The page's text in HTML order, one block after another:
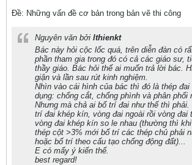
Ðề: Những vấn đề cơ bản trong bản vẽ thi công
Nguyên văn bởi lthienkt
Bác này hỏi cộc lốc quá, trên diễn đàn có
phần tham gia trong đó có cả các giáo sư,
thầy giáo. Bác hỏi thế ai muốn trả lời bác.
giận và lần sau rút kinh nghiệm.
Nhìn vào cái hình của bác thì đó là thép đai
dụng: chống cắt, chống phình và phân phối
Nhưng mà chả ai bố trí đai như thế thì phải.
trí đai khép kín, vòng đai ngoài rồi vòng đai
vòng đai khép kín so le nhau (thường thì
thép cột >3% mới bố trí các thép chủ phải
hoặc bố trí theo cấu tạo chống động đất)...
E có mấy ý kiến thế.
best regard!